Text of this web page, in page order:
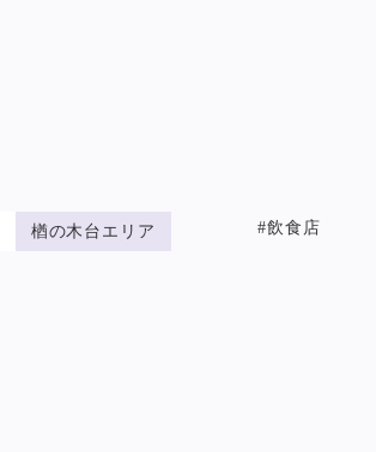
楢の木台エリア #飲食店